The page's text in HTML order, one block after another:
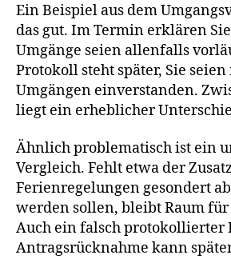
Ein Beispiel aus dem
das gut. Im Termin erklären
Umgänge seien allenfalls
Protokoll steht später, Sie
Umgängen einverstanden.
liegt ein erheblicher
Ähnlich problematisch ist ein
Vergleich. Fehlt etwa der
Ferienregelungen gesondert
werden sollen, bleibt Raum
Auch ein falsch protokollierter
Antragsrücknahme kann